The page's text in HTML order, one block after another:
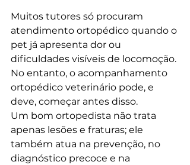
Muitos tutores só procuram
atendimento ortopédico quando o
pet já apresenta dor ou
dificuldades visíveis de locomoção.
No entanto, o acompanhamento
ortopédico veterinário pode, e
deve, começar antes disso.
Um bom ortopedista não trata
apenas lesões e fraturas; ele
também atua na prevenção, no
diagnóstico precoce e na